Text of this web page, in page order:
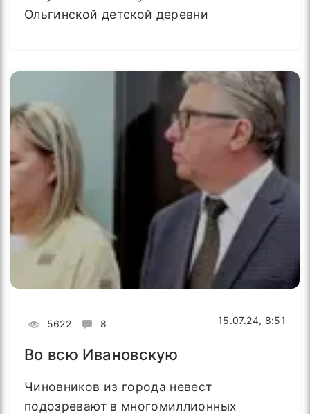
Ольгинской детской деревни
5622 8 15.07.24, 8:51
Во всю Ивановскую
Чиновников из города невест
подозревают в многомиллионных